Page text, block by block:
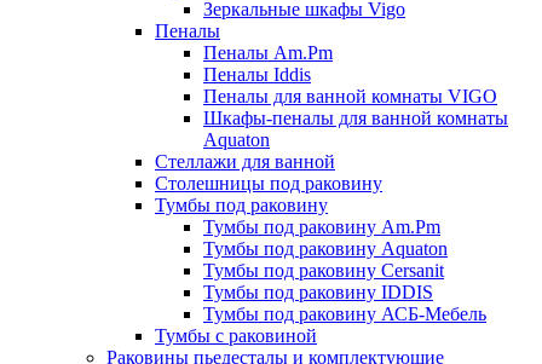
Зеркальные шкафы Vigo
Пеналы
Пеналы Am.Pm
Пеналы Iddis
Пеналы для ванной комнаты VIGO
Шкафы-пеналы для ванной комнаты
Aquaton
Стеллажи для ванной
Столешницы под раковину
Тумбы под раковину
Тумбы под раковину Am.Pm
Тумбы под раковину Aquaton
Тумбы под раковину Cersanit
Тумбы под раковину IDDIS
Тумбы под раковину АСБ-Мебель
Тумбы с раковиной
Раковины пьедесталы и комплектующие